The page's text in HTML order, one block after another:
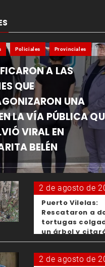
Policiales Provinciales
A LAS
QUE
UNA
LA VÍA PÚBLICA
VIRAL EN
BELÉN
2 de agosto de
Puerto Vilelas:
Rescataron a
tortugas
un árbol y
los padres de
menores
2 de agosto de